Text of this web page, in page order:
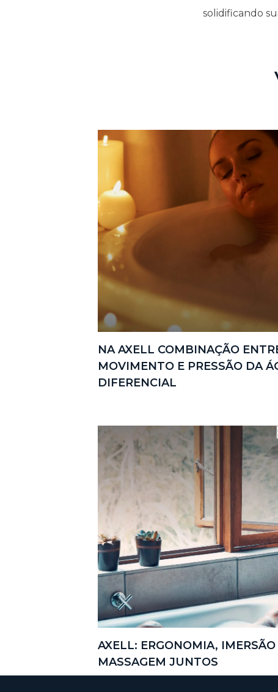
solidificando
NA AXELL COMBINAÇÃO
MOVIMENTO E PRESSÃO DA
DIFERENCIAL
AXELL: ERGONOMIA,
MASSAGEM JUNTOS